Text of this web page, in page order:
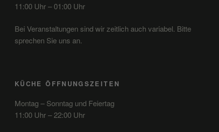
11:00 Uhr – 01:00 Uhr
Bei Veranstaltungen sind wir zeitlich auch variabel. Bitte
sprechen Sie uns an.
KÜCHE ÖFFNUNGSZEITEN
Montag – Sonntag und Feiertag
11:00 Uhr – 22:00 Uhr